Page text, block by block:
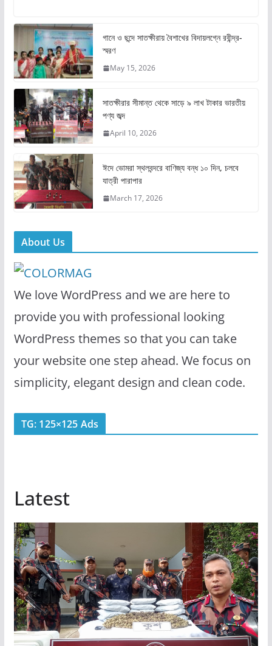
c
e
b
o
o
k
st
o
d
o
n
e
গানে ও ছন্দে সাতক্ষীরায় বৈশাখের বিদায়লগ্নে রবীন্দ্র-
স্মরণ
May 15, 2026
সাতক্ষীরার সীমান্ত থেকে সাড়ে ৯ লাখ টাকার ভারতীয়
পণ্য জব্দ
April 10, 2026
ঈদে ভোমরা স্থলবন্দরে বাণিজ্য বন্ধ ১০ দিন, চলবে
যাত্রী পারাপার
March 17, 2026
About Us
We love WordPress and we are here to
provide you with professional looking
WordPress themes so that you can take
your website one step ahead. We focus on
simplicity, elegant design and clean code.
TG: 125×125 Ads
Latest